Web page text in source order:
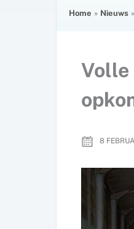
Home Nieuws
Volle
8